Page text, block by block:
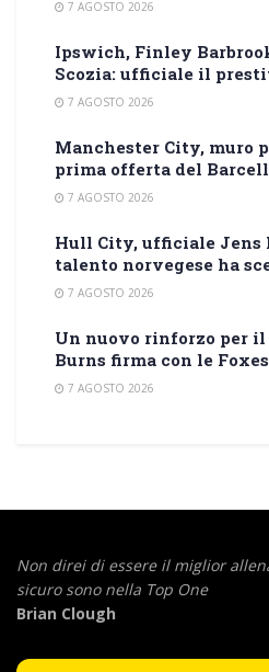
7 AGOSTO 2026
Ipswich, Finley
Scozia: ufficiale il
7 AGOSTO 2026
Manchester City, muro
prima offerta del
7 AGOSTO 2026
Hull City, ufficiale Jens
talento norvegese ha
7 AGOSTO 2026
Un nuovo rinforzo per il
Burns firma con le Foxes
7 AGOSTO 2026
Non direi di essere il miglior
sicuro sono nella Top One
Brian Clough